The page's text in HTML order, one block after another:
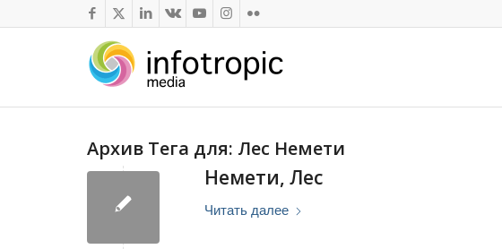
Архив Тега для: Лес Немети
Немети, Лес
Читать далее